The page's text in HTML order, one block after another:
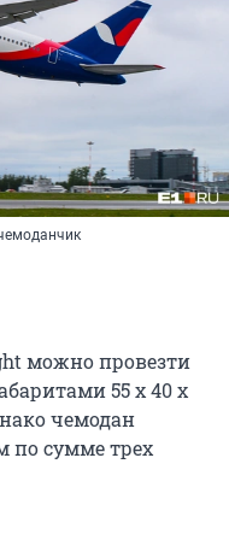
можно провезти
55 х 40 х
чемодан
по сумме трех